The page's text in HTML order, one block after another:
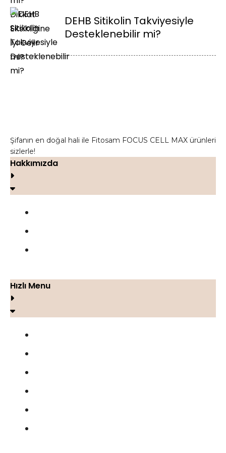
DEHB Sitikolin Takviyesiyle
Desteklenebilir mi?
Şifanın en doğal hali ile Fitosam FOCUS CELL MAX ürünleri
sizlerle!
Hakkımızda
Hızlı Menu